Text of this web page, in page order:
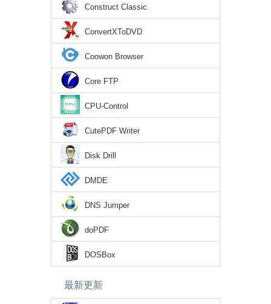
Construct Classic
ConvertXToDVD
Coowon Browser
Core FTP
CPU-Control
CutePDF Writer
Disk Drill
DMDE
DNS Jumper
doPDF
DOSBox
最新更新